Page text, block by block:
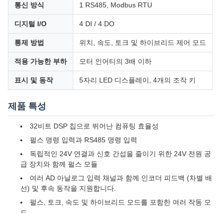
통신 방식 1 RS485, Modbus RTU
디지털 I/O 4 DI / 4 DO
통제 방법 위치, 속도, 토크 및 하이브리드 제어 모드
적용 가능한 부하 모터 인어티의 3배 이하
표시 및 동작 5자리 LED 디스플레이, 4개의 조작 키
제품 특성
32비트 DSP 칩으로 뛰어난 컴퓨팅 효율성
펄스 명령 입력과 RS485 명령 입력
독립적인 24V 연결과 신호 간섭을 줄이기 위한 24V 전원 공
급 장치와 함께 펄스 모듈
여러 AD 아날로그 입력 채널과 함께 인코더 피드백 (차별 배
선) 및 후속 동작을 지원합니다.
펄스, 토크, 속도 및 하이브리드 모드를 포함한 여러 작동 모